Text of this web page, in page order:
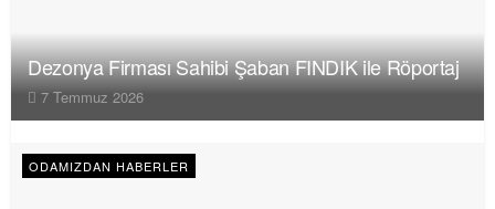
Dezonya Firması Sahibi Şaban FINDIK ile Röportaj
7 Temmuz 2026
ODAMIZDAN HABERLER